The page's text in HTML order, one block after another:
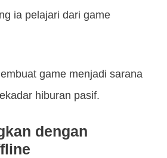
ia pelajari dari game
game menjadi sarana
hiburan pasif.
dengan